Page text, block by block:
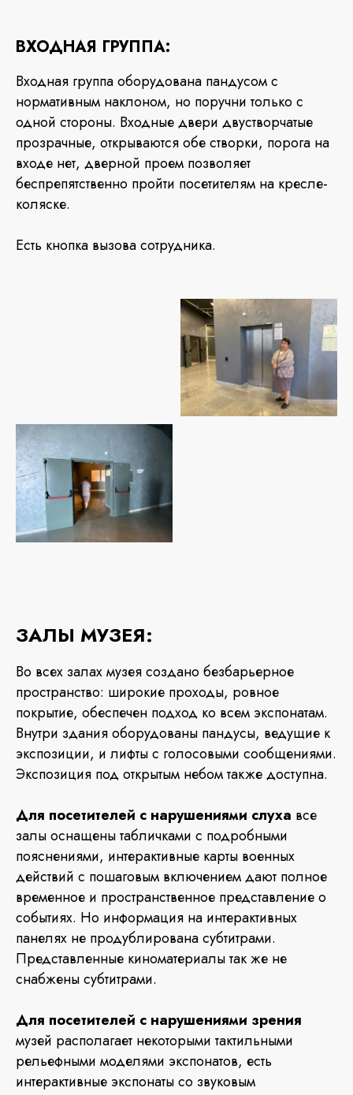
ВХОДНАЯ ГРУППА:
Входная группа оборудована пандусом с
нормативным наклоном, но поручни только с
одной стороны. Входные двери двустворчатые
прозрачные, открываются обе створки, порога на
входе нет, дверной проем позволяет
беспрепятственно пройти посетителям на кресле-
коляске.
Есть кнопка вызова сотрудника.
ЗАЛЫ МУЗЕЯ:
Во всех залах музея создано безбарьерное
пространство: широкие проходы, ровное
покрытие, обеспечен подход ко всем экспонатам.
Внутри здания оборудованы пандусы, ведущие к
экспозиции, и лифты с голосовыми сообщениями.
Экспозиция под открытым небом также доступна.
Для посетителей с нарушениями слуха все
залы оснащены табличками с подробными
пояснениями, интерактивные карты военных
действий с пошаговым включением дают полное
временное и пространственное представление о
событиях. Но информация на интерактивных
панелях не продублирована субтитрами.
Представленные киноматериалы так же не
снабжены субтитрами.
Для посетителей с нарушениями зрения
музей располагает некоторыми тактильными
рельефными моделями экспонатов, есть
интерактивные экспонаты со звуковым